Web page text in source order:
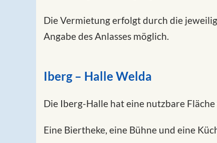
Die Vermietung erfolgt durch die
Angabe des Anlasses möglich.
Iberg – Halle Welda
Die Iberg-Halle hat eine nutzbare
Eine Biertheke, eine Bühne und eine